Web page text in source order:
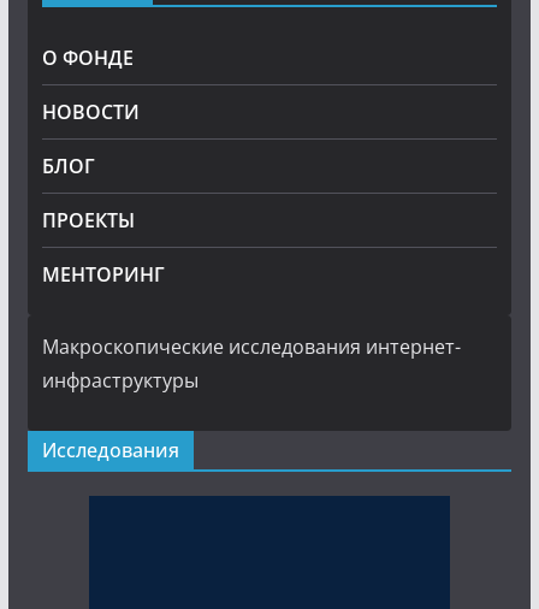
О ФОНДЕ
НОВОСТИ
БЛОГ
ПРОЕКТЫ
МЕНТОРИНГ
Макроскопические исследования интернет-
инфраструктуры
Исследования